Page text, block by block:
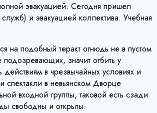
эвакуацией. Сегодня пришел
и эвакуацией коллектива. Учебная
на подобный теракт отнюдь не в пустом
значит отбить у
в чрезвычайных условиях и
в невьянском Дворце
входной группы, таковой есть сзади
свободны и открыты.